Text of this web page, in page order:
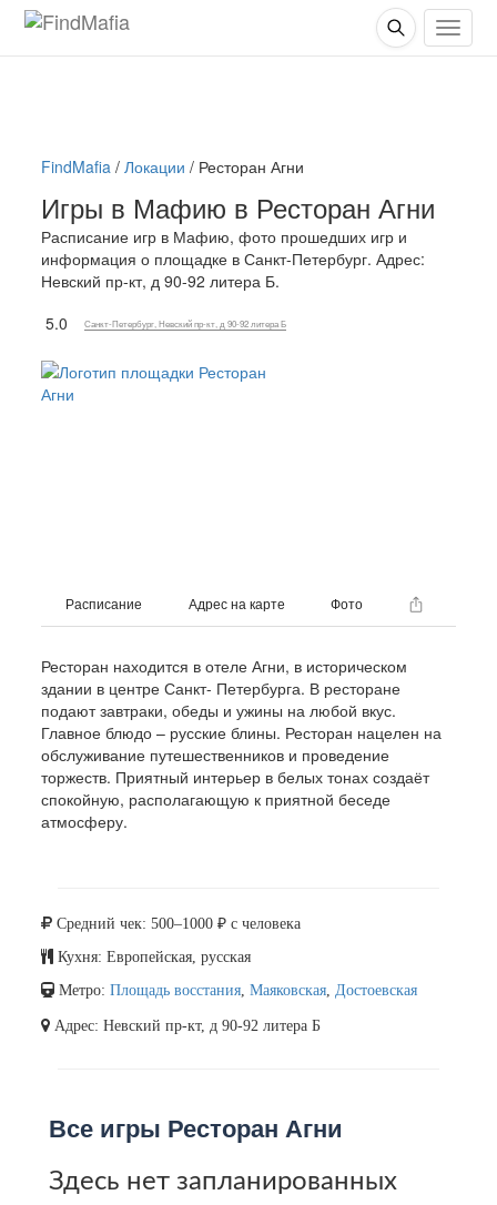
FindMafia / Локации / Ресторан Агни
Игры в Мафию в Ресторан Агни
Расписание игр в Мафию, фото прошедших игр и
информация о площадке в Санкт-Петербург. Адрес:
Невский пр-кт, д 90-92 литера Б.
5.0
Санкт-Петербург, Невский пр-кт, д 90-92 литера Б
Расписание Адрес на карте Фото
Ресторан находится в отеле Агни, в историческом
здании в центре Санкт- Петербурга. В ресторане
подают завтраки, обеды и ужины на любой вкус.
Главное блюдо – русские блины. Ресторан нацелен на
обслуживание путешественников и проведение
торжеств. Приятный интерьер в белых тонах создаёт
спокойную, располагающую к приятной беседе
атмосферу.
Средний чек: 500–1000 ₽ с человека
Кухня: Европейская, русская
Метро: Площадь восстания Маяковская Достоевская
Адрес: Невский пр-кт, д 90-92 литера Б
Все игры Ресторан Агни
Здесь нет запланированных